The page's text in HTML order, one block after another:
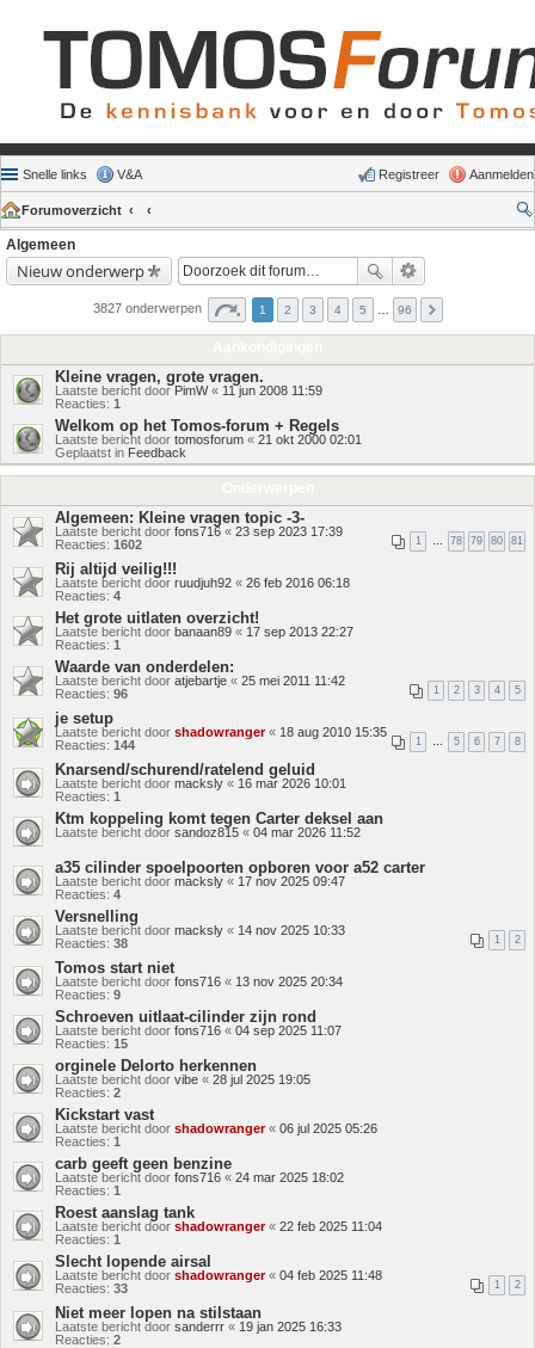
Snelle links V&A Aanmelden
Registreer
Forumoverzicht
Algemeen
Nieuw onderwerp
3827 onderwerpen 1 2 3 4 5 96
Kleine vragen, grote vragen.
Laatste bericht doorPimW« 11 jun 2008 11:59
Reacties: 1
Welkom op het Tomos-forum + Regels
Laatste bericht door tomosforum « 21 okt 2000 02:01
Geplaatst in Feedback
Algemeen: Kleine vragen topic -3-
Laatste bericht door fons716 « 23 sep 2023 17:39
Reacties: 1602 1 … 78 79 80 81
Rij altijd veilig!!!
Laatste bericht door ruudjuh92 « 26 feb 2016 06:18
Reacties: 4
Het grote uitlaten overzicht!
Laatste bericht door banaan89 « 17 sep 2013 22:27
Reacties: 1
Waarde van onderdelen:
Laatste bericht door atjebartje « 25 mei 2011 11:42
Reacties: 96 1 2 3 4 5
je setup
Laatste bericht door shadowranger« 18 aug 2010 15:35
Reacties: 144 1 … 5 6 7 8
Knarsend/schurend/ratelend geluid
Laatste bericht door macksly « 16 mar 2026 10:01
Reacties: 1
Ktm koppeling komt tegen Carter deksel aan
Laatste bericht door sandoz815 « 04 mar 2026 11:52
a35 cilinder spoelpoorten opboren voor a52 carter
Laatste bericht door macksly « 17 nov 2025 09:47
Reacties: 4
Versnelling
Laatste bericht door macksly « 14 nov 2025 10:33
Reacties: 38 1 2
Tomos start niet
Laatste bericht door fons716 « 13 nov 2025 20:34
Reacties: 9
Schroeven uitlaat-cilinder zijn rond
Laatste bericht door fons716 « 04 sep 2025 11:07
Reacties: 15
orginele Delorto herkennen
Laatste bericht door vibe « 28 jul 2025 19:05
Reacties: 2
Kickstart vast
Laatste bericht door shadowranger« 06 jul 2025 05:26
Reacties: 1
carb geeft geen benzine
Laatste bericht door fons716 « 24 mar 2025 18:02
Reacties: 1
Roest aanslag tank
Laatste bericht door shadowranger« 22 feb 2025 11:04
Reacties: 1
Slecht lopende airsal
Laatste bericht door shadowranger« 04 feb 2025 11:48
Reacties: 33 1 2
Niet meer lopen na stilstaan
Laatste bericht door sanderrr « 19 jan 2025 16:33
Reacties: 2